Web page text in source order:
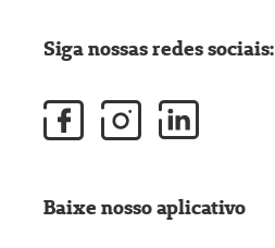
Siga nossas redes sociais:
Baixe nosso aplicativo